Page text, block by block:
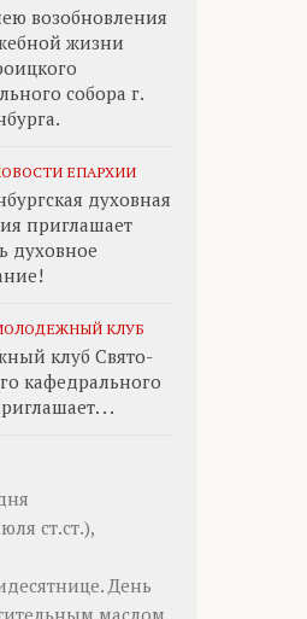
возобновления
жизни
собора г.
ЕПАРХИИ
духовная
приглашает
духовное
КЛУБ
клуб Свято-
кафедрального
. .
ст.ст.),
День
маслом.